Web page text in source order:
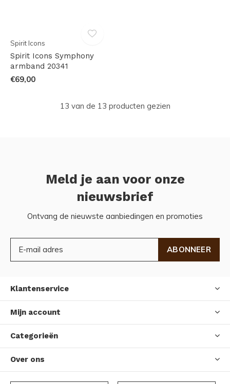
Spirit Icons
Spirit Icons Symphony
armband 20341
€69,00
13 van de 13 producten gezien
Meld je aan voor onze
nieuwsbrief
Ontvang de nieuwste aanbiedingen en promoties
ABONNEER
Klantenservice
Mijn account
Categorieën
Over ons